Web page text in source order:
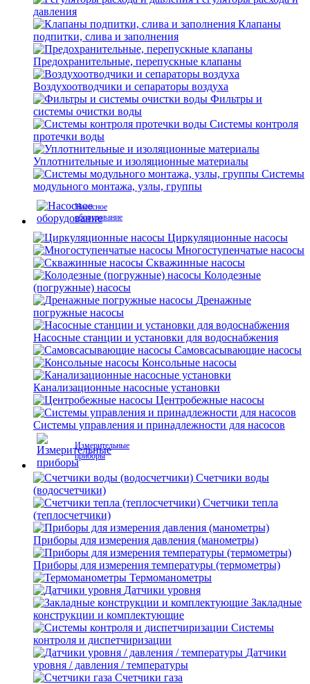
давления
Клапаны
подпитки, слива и заполнения
Предохранительные, перепускные клапаны
Воздухоотводчики и сепараторы воздуха
Фильтры и
системы очистки воды
Системы контроля
протечки воды
Уплотнительные и изоляционные материалы
Системы
модульного монтажа, узлы, группы
Насосное
оборудование
Циркуляционные насосы
Многоступенчатые насосы
Скважинные насосы
Колодезные
(погружные) насосы
Дренажные
погружные насосы
Насосные станции и установки для водоснабжения
Самовсасывающие насосы
Консольные насосы
Канализационные насосные установки
Центробежные насосы
Системы управления и принадлежности для насосов
Измерительные
приборы
Счетчики воды
(водосчетчики)
Счетчики тепла
(теплосчетчики)
Приборы для измерения давления (манометры)
Приборы для измерения температуры (термометры)
Термоманометры
Датчики уровня
Закладные
конструкции и комплектующие
Системы
контроля и диспетчиризации
Датчики
уровня / давления / температуры
Счетчики газа